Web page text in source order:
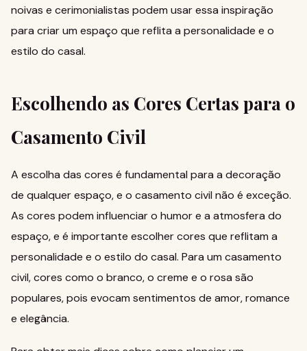
noivas e cerimonialistas podem usar essa inspiração
para criar um espaço que reflita a personalidade e o
estilo do casal.
Escolhendo as Cores Certas para o
Casamento Civil
A escolha das cores é fundamental para a decoração
de qualquer espaço, e o casamento civil não é exceção.
As cores podem influenciar o humor e a atmosfera do
espaço, e é importante escolher cores que reflitam a
personalidade e o estilo do casal. Para um casamento
civil, cores como o branco, o creme e o rosa são
populares, pois evocam sentimentos de amor, romance
e elegância.